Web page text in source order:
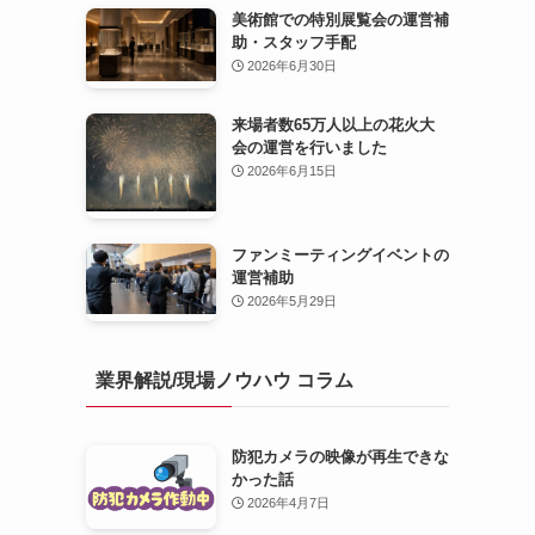
美術館での特別展覧会の運営補
助・スタッフ手配
2026年6月30日
来場者数65万人以上の花火大
会の運営を行いました
2026年6月15日
ファンミーティングイベントの
運営補助
2026年5月29日
業界解説/現場ノウハウ コラム
防犯カメラの映像が再生できな
かった話
2026年4月7日